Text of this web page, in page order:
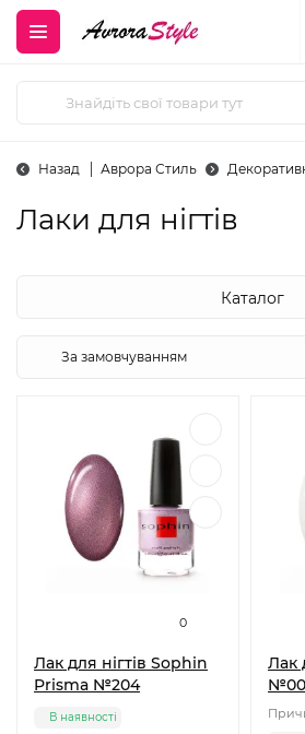
Назад Аврора Стиль
Лаки для нігтів
Каталог
0
Лак для нігтів Sophin
Prisma №204
В наявності
Лак